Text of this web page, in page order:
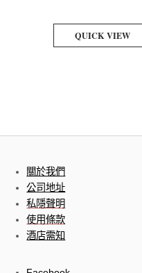
QUICK VIEW
關於我們
公司地址
私隱聲明
使用條款
酒店需知